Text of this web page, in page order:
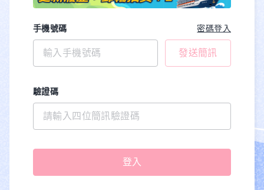
手機號碼 密碼登入
發送簡訊
驗證碼